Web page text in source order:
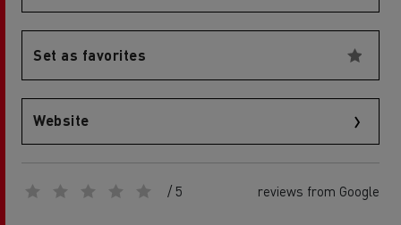
Set as favorites
Website
/ 5 reviews from Google